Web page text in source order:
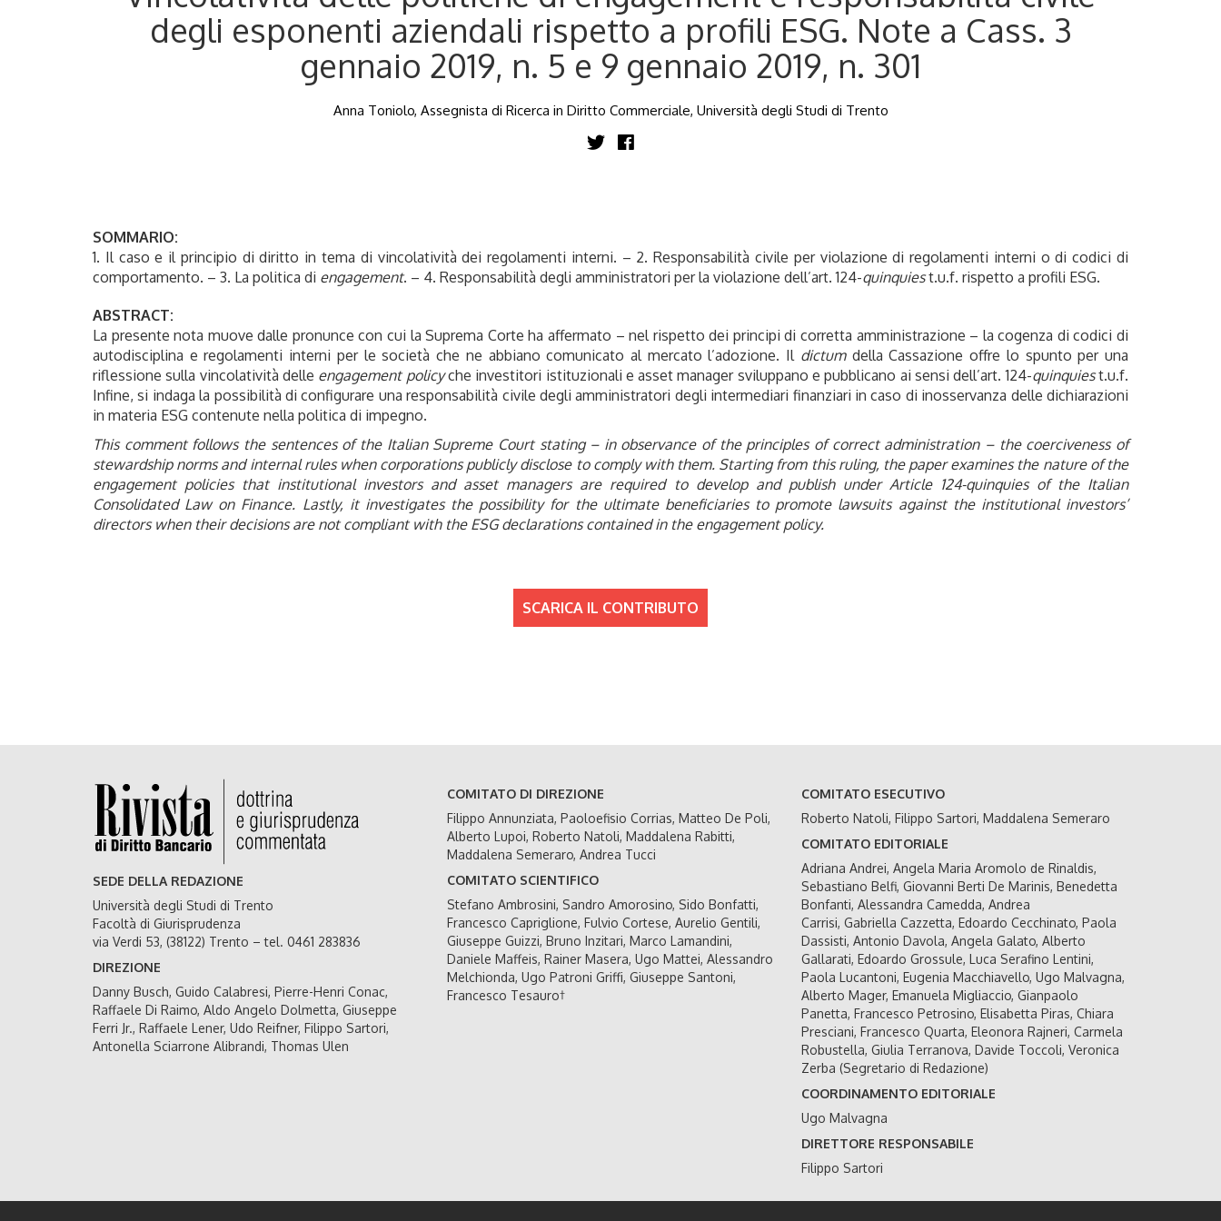
degli esponenti aziendali rispetto a profili ESG. Note a Cass. 3
gennaio 2019, n. 5 e 9 gennaio 2019, n. 301
Anna Toniolo, Assegnista di Ricerca in Diritto Commerciale, Università degli Studi di Trento
SOMMARIO:
1. Il caso e il principio di diritto in tema di vincolatività dei regolamenti interni. – 2. Responsabilità civile per violazione di regolamenti interni o di codici di
comportamento. – 3. La politica di engagement. – 4. Responsabilità degli amministratori per la violazione dell’art. 124-quinquiest.u.f. rispetto a profili ESG.
ABSTRACT:
La presente nota muove dalle pronunce con cui la Suprema Corte ha affermato – nel rispetto dei principi di corretta amministrazione – la cogenza di codici di
autodisciplina e regolamenti interni per le società che ne abbiano comunicato al mercato l’adozione. Il dictumdella Cassazione offre lo spunto per una
riflessione sulla vincolatività delle engagement policyche investitori istituzionali e asset manager sviluppano e pubblicano ai sensi dell’art. 124-quinquiest.u.f.
Infine, si indaga la possibilità di configurare una responsabilità civile degli amministratori degli intermediari finanziari in caso di inosservanza delle dichiarazioni
in materia ESG contenute nella politica di impegno.
This comment follows the sentences of the Italian Supreme Court stating – in observance of the principles of correct administration – the coerciveness of
stewardship norms and internal rules when corporations publicly disclose to comply with them. Starting from this ruling, the paper examines the nature of the
engagement policies that institutional investors and asset managers are required to develop and publish under Article 124-quinquies of the Italian
Consolidated Law on Finance. Lastly, it investigates the possibility for the ultimate beneficiaries to promote lawsuits against the institutional investors’
directors when their decisions are not compliant with the ESG declarations contained in the engagement policy.
SCARICA IL CONTRIBUTO
SEDE DELLA REDAZIONE
Università degli Studi di Trento
Facoltà di Giurisprudenza
via Verdi 53, (38122) Trento – tel. 0461 283836
DIREZIONE
Danny Busch, Guido Calabresi, Pierre-Henri Conac,
Raffaele Di Raimo, Aldo Angelo Dolmetta, Giuseppe
Ferri Jr., Raffaele Lener, Udo Reifner, Filippo Sartori,
Antonella Sciarrone Alibrandi, Thomas Ulen
COMITATO DI DIREZIONE
Filippo Annunziata, Paoloefisio Corrias, Matteo De Poli,
Alberto Lupoi, Roberto Natoli, Maddalena Rabitti,
Maddalena Semeraro, Andrea Tucci
COMITATO SCIENTIFICO
Stefano Ambrosini, Sandro Amorosino, Sido Bonfatti,
Francesco Capriglione, Fulvio Cortese, Aurelio Gentili,
Giuseppe Guizzi, Bruno Inzitari, Marco Lamandini,
Daniele Maffeis, Rainer Masera, Ugo Mattei, Alessandro
Melchionda, Ugo Patroni Griffi, Giuseppe Santoni,
Francesco Tesauro†
COMITATO ESECUTIVO
Roberto Natoli, Filippo Sartori, Maddalena Semeraro
COMITATO EDITORIALE
Adriana Andrei, Angela Maria Aromolo de Rinaldis,
Sebastiano Belfi, Giovanni Berti De Marinis, Benedetta
Bonfanti, Alessandra Camedda, Andrea
Carrisi, Gabriella Cazzetta, Edoardo Cecchinato, Paola
Dassisti, Antonio Davola, Angela Galato, Alberto
Gallarati, Edoardo Grossule, Luca Serafino Lentini,
Paola Lucantoni, Eugenia Macchiavello, Ugo Malvagna,
Alberto Mager, Emanuela Migliaccio, Gianpaolo
Panetta, Francesco Petrosino, Elisabetta Piras, Chiara
Presciani, Francesco Quarta, Eleonora Rajneri, Carmela
Robustella, Giulia Terranova, Davide Toccoli, Veronica
Zerba (Segretario di Redazione)
COORDINAMENTO EDITORIALE
Ugo Malvagna
DIRETTORE RESPONSABILE
Filippo Sartori